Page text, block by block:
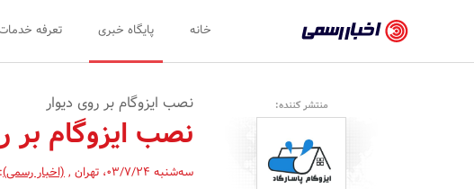
رسمی
-
اخبار
تایید
خانه پایگاه خبری تعرفه
منتشر کننده: نصب ایزوگام بر روی دیوار
نصب ایزوگام بر
سه‌شنبه 03/7/24 ، تهران ,(اخبار رسمی):